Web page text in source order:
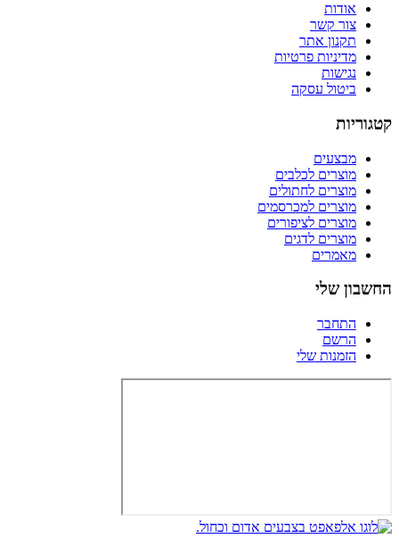
אודות
צור קשר
תקנון אתר
מדיניות פרטיות
נגישות
ביטול עסקה
קטגוריות
מבצעים
מוצרים לכלבים
מוצרים לחתולים
מוצרים למכרסמים
מוצרים לציפורים
מוצרים לדגים
מאמרים
החשבון שלי
התחבר
הרשם
הזמנות שלי